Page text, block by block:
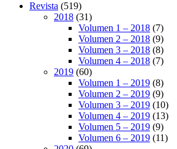
Revista (519)
2018 (31)
Volumen 1 – 2018 (7)
Volumen 2 – 2018 (9)
Volumen 3 – 2018 (8)
Volumen 4 – 2018 (7)
2019 (60)
Volumen 1 – 2019 (8)
Volumen 2 – 2019 (9)
Volumen 3 – 2019 (10)
Volumen 4 – 2019 (13)
Volumen 5 – 2019 (9)
Volumen 6 – 2019 (11)